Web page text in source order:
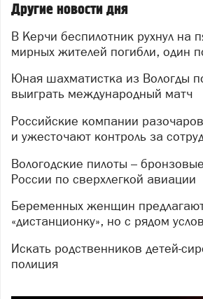
Другие новости дня
В Керчи беспилотник рухнул на пятиэтажку: двое
мирных жителей погибли, один
Юная шахматистка из Вологды помогла России
выиграть международный матч
Российские компании разочаровались в удаленке
и ужесточают контроль за
Вологодские пилоты – бронзовые призеры Кубка
России по сверхлегкой авиации
Беременных женщин предлагают переводить на
«дистанционку», но с рядом
Искать родственников детей-сирот поможет
полиция